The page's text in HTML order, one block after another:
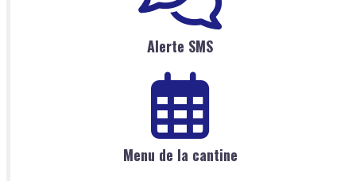
Alerte SMS
Menu de la cantine